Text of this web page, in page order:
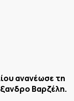
ανανέωσε τη
Βαρζέλη.